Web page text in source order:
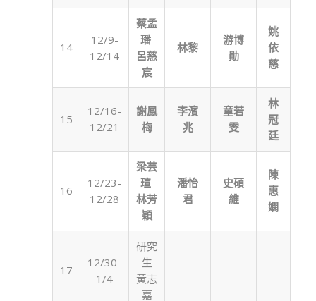
14
12/9-
12/14
蔡孟
璠
呂慈
宸
林黎
游博
勛
姚
依
慈
15
12/16-
12/21
謝鳳
梅
李濱
兆
童若
雯
林
冠
廷
16
12/23-
12/28
梁芸
瑄
林芳
穎
潘怡
君
史碩
維
陳
惠
嫻
17
12/30-
1/4
研究
生
黃志
嘉